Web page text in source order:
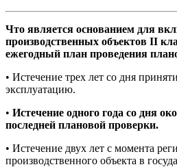
Что является основанием для
производственных объектов II
ежегодный план проведения
• Истечение трех лет со дня
эксплуатацию.
• Истечение одного года со дня
последней плановой проверки.
• Истечение двух лет с момента
производственного объекта в